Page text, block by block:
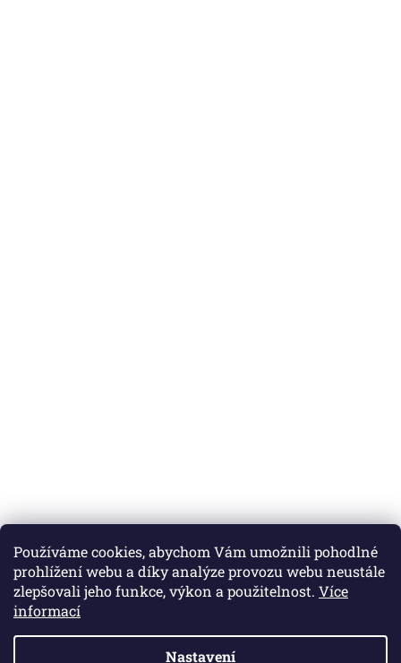
Používáme cookies, abychom Vám umožnili pohodlné
prohlížení webu a díky analýze provozu webu neustále
zlepšovali jeho funkce, výkon a použitelnost. Více
informací
Nastavení